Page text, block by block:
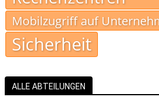
Mobilzugriff auf
Sicherheit
ALLE ABTEILUNGEN